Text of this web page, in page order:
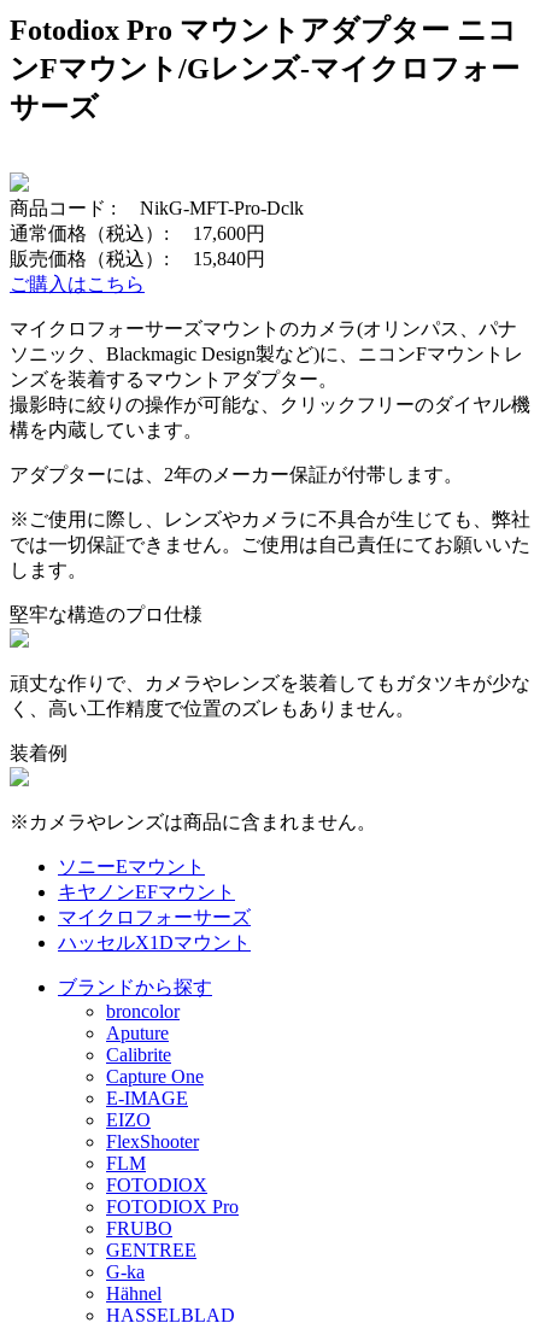
Fotodiox Pro マウントアダプター ニコ
ンFマウント/Gレンズ-マイクロフォー
サーズ
商品コード :
NikG-MFT-Pro-Dclk
通常価格（税込）:
17,600円
販売価格（税込）:
15,840円
ご購入はこちら
マイクロフォーサーズマウントのカメラ(オリンパス、パナ
ソニック、Blackmagic Design製など)に、ニコンFマウントレ
ンズを装着するマウントアダプター。
撮影時に絞りの操作が可能な、クリックフリーのダイヤル機
構を内蔵しています。
アダプターには、2年のメーカー保証が付帯します。
※ご使用に際し、レンズやカメラに不具合が生じても、弊社
では一切保証できません。ご使用は自己責任にてお願いいた
します。
堅牢な構造のプロ仕様
頑丈な作りで、カメラやレンズを装着してもガタツキが少な
く、高い工作精度で位置のズレもありません。
装着例
※カメラやレンズは商品に含まれません。
ソニーEマウント
キヤノンEFマウント
マイクロフォーサーズ
ハッセルX1Dマウント
ブランドから探す
broncolor
Aputure
Calibrite
Capture One
E-IMAGE
EIZO
FlexShooter
FLM
FOTODIOX
FOTODIOX Pro
FRUBO
GENTREE
G-ka
Hähnel
HASSELBLAD